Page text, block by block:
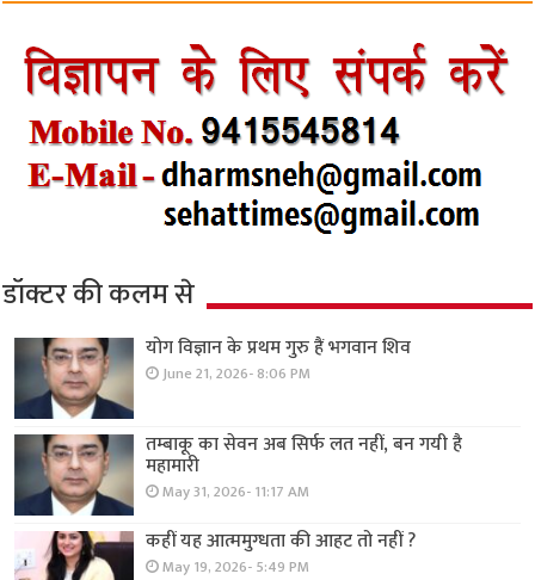
डॉक्टर की कलम से
योग विज्ञान के प्रथम गुरु हैं भगवान शिव
June 21, 2026- 8:06 PM
तम्बाकू का सेवन अब सिर्फ लत नहीं, बन गयी है
महामारी
May 31, 2026- 11:17 AM
कहीं यह आत्ममुग्धता की आहट तो नहीं ?
May 19, 2026- 5:49 PM